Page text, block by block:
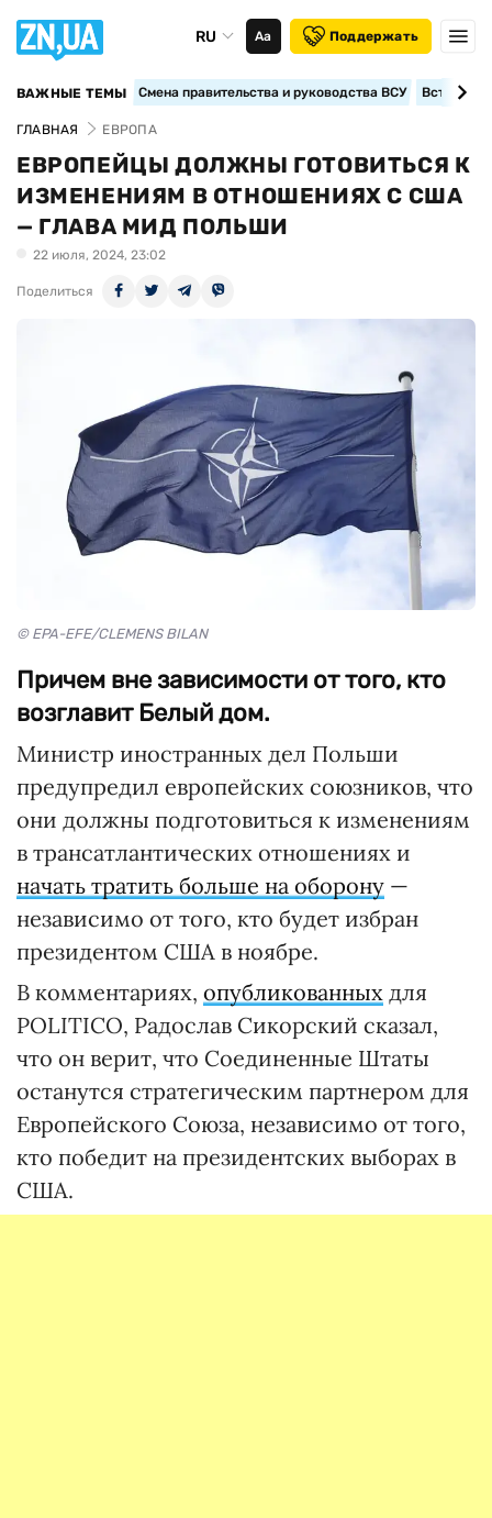
RU Аа Поддержать
ВАЖНЫЕ ТЕМЫ Смена правительства и руководства ВСУ
ГЛАВНАЯ ЕВРОПА
ЕВРОПЕЙЦЫ ДОЛЖНЫ ГОТОВИТЬСЯ К
ИЗМЕНЕНИЯМ В ОТНОШЕНИЯХ С США
— ГЛАВА МИД ПОЛЬШИ
22 июля, 2024, 23:02
Поделиться
© EPA-EFE/CLEMENS BILAN
Причем вне зависимости от того, кто
возглавит Белый дом.
Министр иностранных дел Польши
предупредил европейских союзников, что
они должны подготовиться к изменениям
в трансатлантических отношениях и
начать тратить больше на оборону —
независимо от того, кто будет избран
президентом США в ноябре.
В комментариях, опубликованных для
POLITICO, Радослав Сикорский сказал,
что он верит, что Соединенные Штаты
останутся стратегическим партнером для
Европейского Союза, независимо от того,
кто победит на президентских выборах в
США.